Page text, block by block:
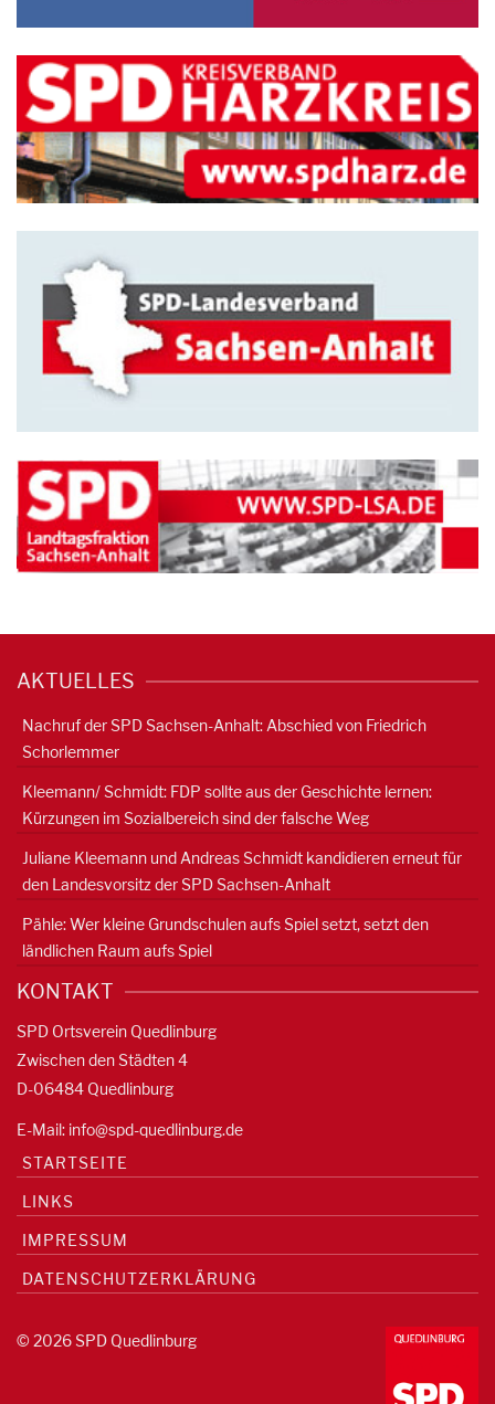
AKTUELLES
Nachruf der SPD Sachsen-Anhalt: Abschied von Friedrich
Schorlemmer
Kleemann/ Schmidt: FDP sollte aus der Geschichte lernen:
Kürzungen im Sozialbereich sind der falsche Weg
Juliane Kleemann und Andreas Schmidt kandidieren erneut für
den Landesvorsitz der SPD Sachsen-Anhalt
Pähle: Wer kleine Grundschulen aufs Spiel setzt, setzt den
ländlichen Raum aufs Spiel
KONTAKT
SPD Ortsverein Quedlinburg
Zwischen den Städten 4
D-06484 Quedlinburg
E-Mail: info@spd-quedlinburg.de
STARTSEITE
LINKS
IMPRESSUM
DATENSCHUTZERKLÄRUNG
© 2026 SPD Quedlinburg